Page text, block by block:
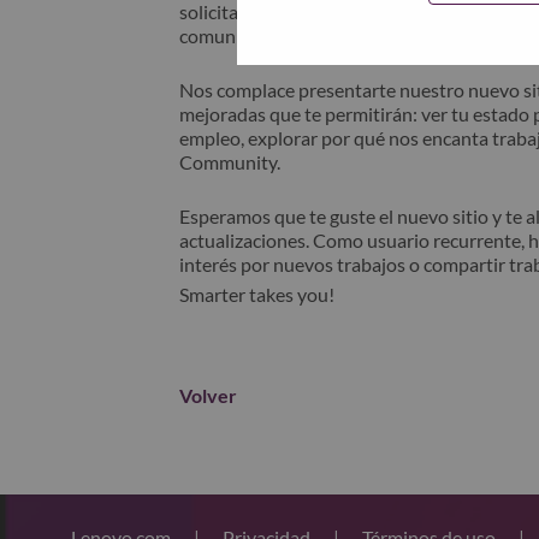
solicitante" en el asunto de su correo
comunicará contigo para obtener asistencia
Nos complace presentarte nuestro nuevo
mejoradas que te permitirán: ver tu estado
empleo, explorar por qué nos encanta
Community.
Esperamos que te guste el nuevo sitio y te
actualizaciones. Como usuario recurrente,
interés por nuevos trabajos o compartir
Smarter takes you!
Volver